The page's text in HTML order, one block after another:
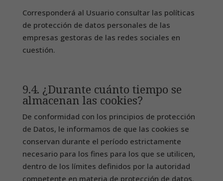
Corresponderá al Usuario consultar las políticas
de protección de datos personales de las
empresas gestoras de las redes sociales en
cuestión.
9.4. ¿Durante cuánto tiempo se
almacenan las cookies?
De conformidad con los principios de protección
de Datos, le informamos de que las cookies se
conservan durante el período estrictamente
necesario para los fines para los que se utilicen,
dentro de los límites definidos por la autoridad
competente en materia de protección de datos.